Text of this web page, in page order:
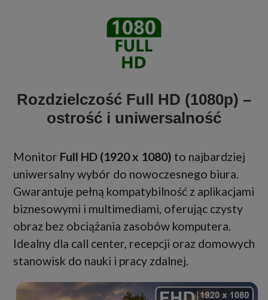
Rozdzielczość Full HD (1080p) –
ostrość i uniwersalność
Monitor Full HD (1920 x 1080) to najbardziej
uniwersalny wybór do nowoczesnego biura.
Gwarantuje pełną kompatybilność z aplikacjami
biznesowymi i multimediami, oferując czysty
obraz bez obciążania zasobów komputera.
Idealny dla call center, recepcji oraz domowych
stanowisk do nauki i pracy zdalnej.